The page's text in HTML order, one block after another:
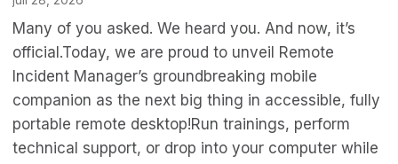
Many of you asked. We heard you. And now, it’s
official.Today, we are proud to unveil Remote
Incident Manager’s groundbreaking mobile
companion as the next big thing in accessible, fully
portable remote desktop!Run trainings, perform
technical support, or drop into your computer while